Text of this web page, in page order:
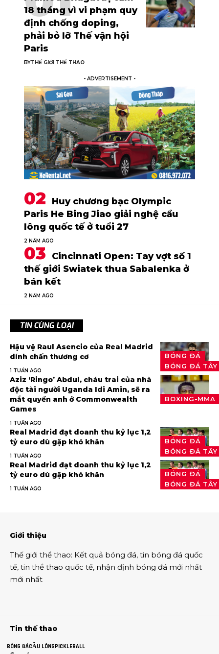
18 tháng vì vi phạm quy
định chống doping,
phải bỏ lỡ Thế vận hội
Paris
BYTHẾ GIỚI THỂ THAO
- ADVERTISEMENT -
Huy chương bạc Olympic
Paris He Bing Jiao giải nghệ cầu
lông quốc tế ở tuổi 27
2 NĂM AGO
Cincinnati Open: Tay vợt số 1
thế giới Swiatek thua Sabalenka ở
bán kết
2 NĂM AGO
TIN CÙNG LOẠI
BÓNG ĐÁ
BÓNG ĐÁ
Hậu vệ Raul Asencio của Real Madrid
dính chấn thương cơ
1 TUẦN AGO
BOXING-MMA
Aziz ‘Ringo’ Abdul, cháu trai của nhà
độc tài người Uganda Idi Amin, sẽ ra
mắt quyền anh ở Commonwealth
Games
1 TUẦN AGO
BÓNG ĐÁ
BÓNG ĐÁ
Real Madrid đạt doanh thu kỷ lục 1,2
tỷ euro dù gặp khó khăn
1 TUẦN AGO
BÓNG ĐÁ
BÓNG ĐÁ
Real Madrid đạt doanh thu kỷ lục 1,2
tỷ euro dù gặp khó khăn
1 TUẦN AGO
Giới thiệu
Thế giới thể thao: Kết quả bóng đá, tin bóng đá quốc
tế, tin thể thao quốc tế, nhận định bóng đá mới nhất
mới nhất
Tin thế thao
BÓNG ĐÁCẦU LÔNGPICKLEBALL